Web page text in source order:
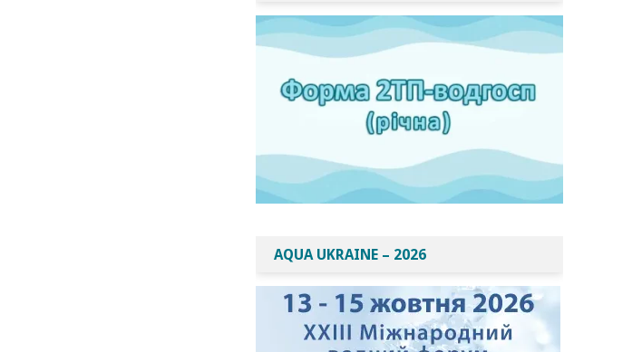
AQUA UKRAINE – 2026